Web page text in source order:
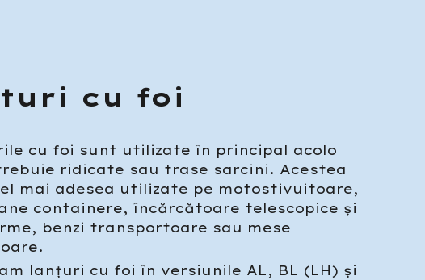
cu foi
cu foi sunt utilizate în principal acolo
ridicate sau trase sarcini. Acestea
mai adesea utilizate pe motostivuitoare,
containere, încărcătoare telescopice și
benzi transportoare sau mese
lanțuri cu foi în versiunile AL, BL (LH) și